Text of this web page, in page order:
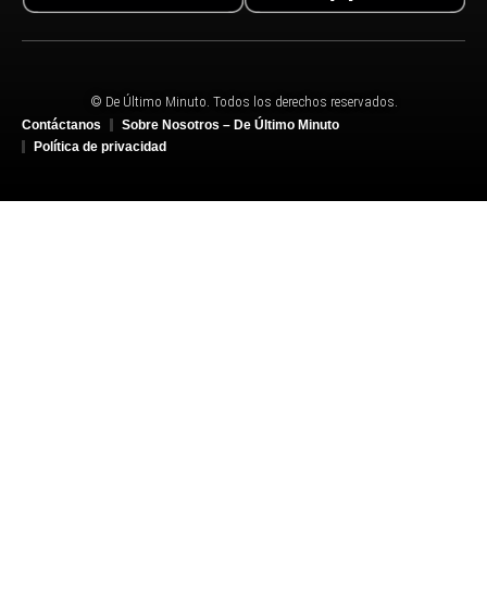
© De Último Minuto. Todos los derechos reservados.
Contáctanos
Sobre Nosotros – De Último Minuto
Política de privacidad